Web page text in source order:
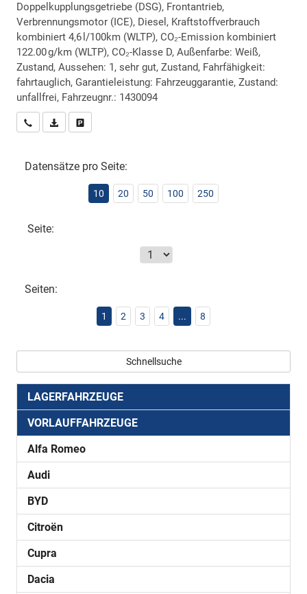
Doppelkupplungsgetriebe (DSG), Frontantrieb,
Verbrennungsmotor (ICE), Diesel, Kraftstoffverbrauch
kombiniert 4,6 l/100km (WLTP), CO₂-Emission kombiniert
122.00 g/km (WLTP), CO₂-Klasse D, Außenfarbe: Weiß,
Zustand, Aussehen: 1, sehr gut, Zustand, Fahrfähigkeit:
fahrtauglich, Garantieleistung: Fahrzeuggarantie, Zustand:
unfallfrei, Fahrzeugnr.: 1430094
Wir rufen Sie anPDF-Datei, Fahrzeugexposé drucken
Datensätze pro Seite:
10 20 50 100 250
Seite:
Seiten:
1 2 3 4 ... 8
Schnellsuche
LAGERFAHRZEUGE
VORLAUFFAHRZEUGE
Alfa Romeo
Audi
BYD
Citroën
Cupra
Dacia